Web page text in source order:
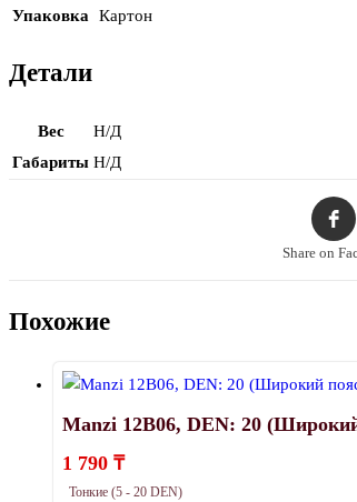
Упаковка Картон
Детали
Вес
Н/Д
Габариты Н/Д
Share on
Похожие
Manzi 12B06, DEN: 20
1 790 ₸
Тонкие (5 - 20 DEN)